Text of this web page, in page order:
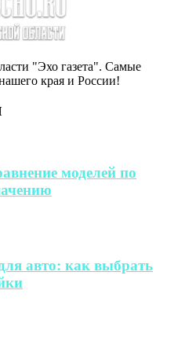
"Эхо газета". Самые
края и России!
моделей по
авто: как выбрать